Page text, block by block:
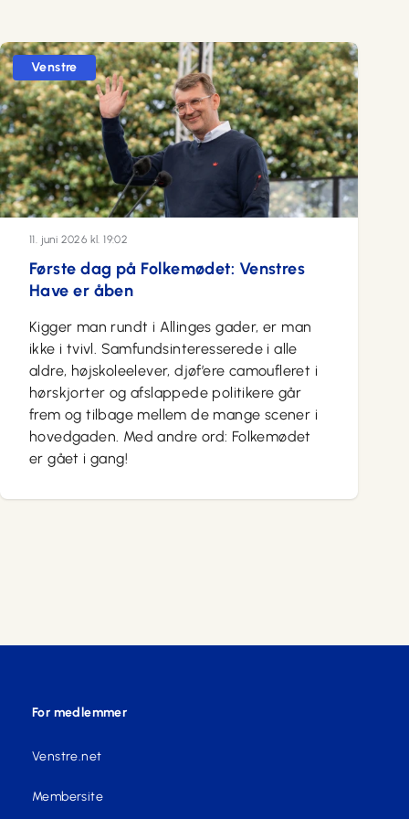
Venstre
11. juni 2026 kl. 19:02
Første dag på Folkemødet: Venstres
Have er åben
Kigger man rundt i Allinges gader, er man
ikke i tvivl. Samfundsinteresserede i alle
aldre, højskoleelever, djøf’ere camoufleret i
hørskjorter og afslappede politikere går
frem og tilbage mellem de mange scener i
hovedgaden. Med andre ord: Folkemødet
er gået i gang!
For medlemmer
Venstre.net
Membersite